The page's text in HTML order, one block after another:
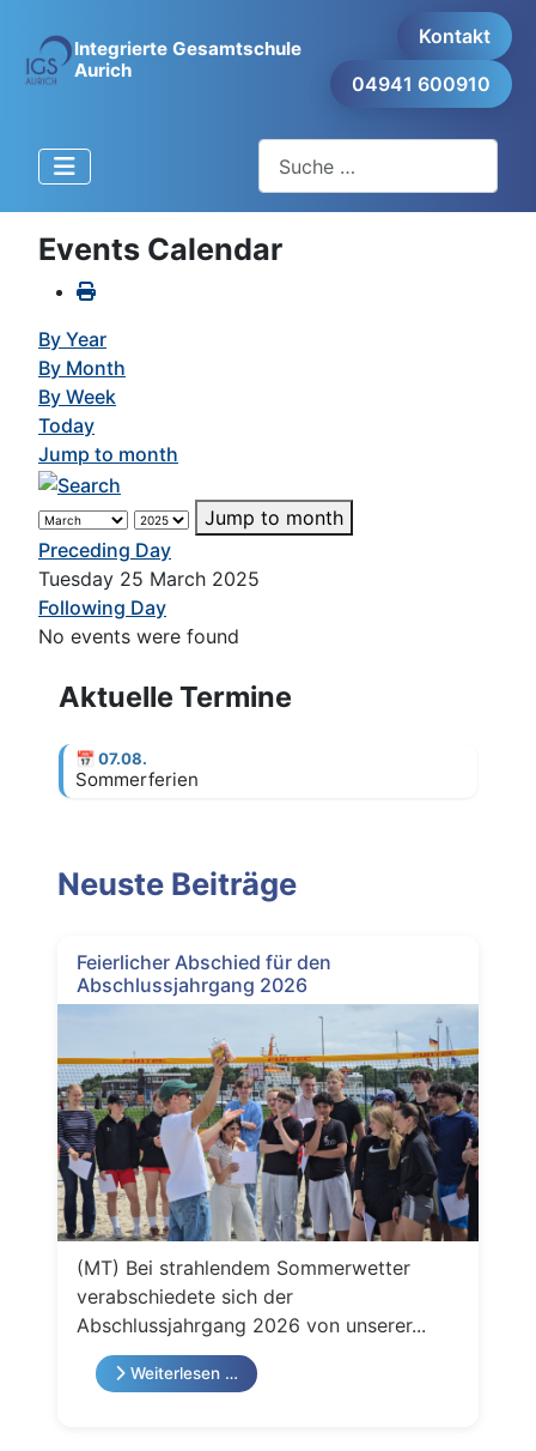
Integrierte Gesamtschule
Aurich
Kontakt
04941 600910
Events Calendar
By Year
By Month
By Week
Today
Jump to month
Jump to month
Preceding Day
Tuesday 25 March 2025
Following Day
No events were found
Aktuelle Termine
📅 07.08.
Sommerferien
Neuste Beiträge
Feierlicher Abschied für den
Abschlussjahrgang 2026
(MT) Bei strahlendem Sommerwetter
verabschiedete sich der
Abschlussjahrgang 2026 von unserer...
Weiterlesen …